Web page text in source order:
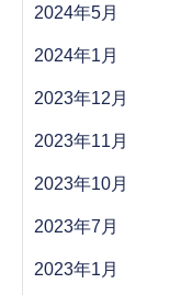
2024年5月
2024年1月
2023年12月
2023年11月
2023年10月
2023年7月
2023年1月